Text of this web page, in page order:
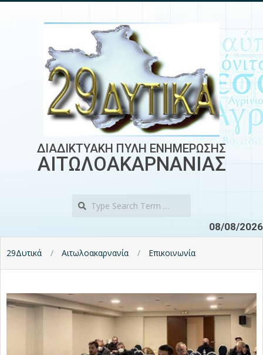
ΔΙΑΔΙΚΤΥΑΚΗ ΠΥΛΗ ΕΝΗΜΕΡΩΣΗΣ
ΑΙΤΩΛΟΑΚΑΡΝΑΝΙΑΣ
08/08/2026
29Δυτικά Αιτωλοακαρνανία Επικοινωνία